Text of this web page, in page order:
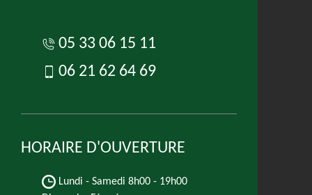
05 33 06 15 11
06 21 62 64 69
HORAIRE D'OUVERTURE
Lundi - Samedi 8h00 - 19h00